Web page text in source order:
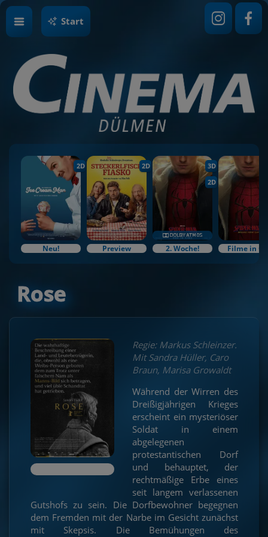
Start
2D
Neu!
2D
Preview
3D
2D
2. Woche! Filme in
Rose
Regie: Markus Schleinzer.
Mit Sandra Hüller, Caro
Braun, Marisa Growaldt
Während der Wirren des
Dreißigjährigen Krieges
erscheint ein mysteriöser
Soldat in einem
abgelegenen
protestantischen Dorf
und behauptet, der
rechtmäßige Erbe eines
seit langem verlassenen
Gutshofs zu sein. Die Dorfbewohner begegnen
dem Fremden mit der Narbe im Gesicht zunächst
mit Skepsis. Die Bemühungen des